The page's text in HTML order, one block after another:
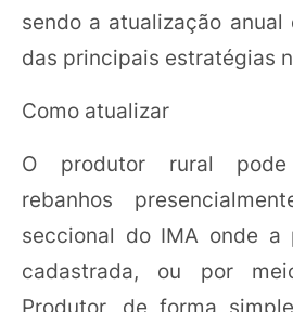
sendo a atualização anual
das principais estratégias
Como atualizar
O produtor rural
rebanhos
seccional do IMA onde a
cadastrada, ou por
Produtor, de forma